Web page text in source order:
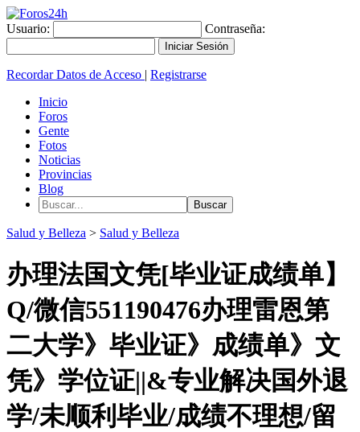
Usuario: Contraseña:
Recordar Datos de Acceso | Registrarse
Inicio
Foros
Gente
Fotos
Noticias
Provincias
Blog
Salud y Belleza > Salud y Belleza
办理法国文凭[毕业证成绩单】
Q/微信551190476办理雷恩第
二大学》毕业证》成绩单》文
凭》学位证||&专业解决国外退
学/未顺利毕业/成绩不理想/留